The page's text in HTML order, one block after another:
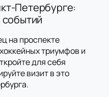
Петербурге:
событий
на проспекте
триумфов и
для себя
визит в это